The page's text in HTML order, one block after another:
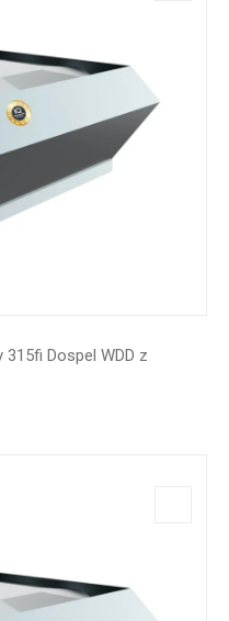
Dospel WDD z